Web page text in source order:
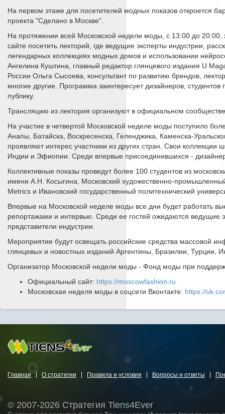
На первом этаже для посетителей модных показов откроется
проекта "Сделано в Москве".
На протяжении всей Московской недели моды, с 13:00 до
сайте посетить лекторий, где ведущие эксперты индустрии,
легендарных коллекциях модных домов и использовании
Ангелина Куштина, главный редактор глянцевого издания U
России Ольга Сысоева, консультант по развитию брендов,
многие другие. Программа заинтересует дизайнеров,
публику.
Трансляцию из лектория организуют в официальном
На участие в четвертой Московской неделе моды поступило
Анапы, Батайска, Воскресенска, Геленджика, Каменска-
проявляют интерес участники из других стран. Свои
Индии и Эфиопии. Среди впервые присоединившихся -
Коллективные показы проведут более 100 студентов из
имени А.Н. Косыгина, Московский художественно-
Metrics и Ивановский государственный политехнический
Впервые на Московской неделе моды все дни будет работать
репортажами и интервью. Среди ее гостей ожидаются ведущие
представители индустрии.
Мероприятие будут освещать российские средства массовой
глянцевых и новостных изданий Аргентины, Бразилии, Турции,
Организатор Московской недели моды - Фонд моды при
Официальный сайт: https://moscowfashion.ru
Московская неделя моды в соцсети Вконтакте: https://
Главная О стратегии Правила и условия Вопросы и ответы
© 2007-2026 Стратегия Tiens4Ever